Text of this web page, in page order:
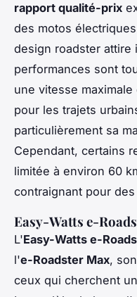
rapport qualité-prix
des motos
design roadster
performances sont
une vitesse
pour les trajets
particulièrement sa
Cependant, certains
limitée à environ 60
contraignant pour
Easy-Watts e-
L'Easy-Watts e-
l'e-Roadster Max,
ceux qui cherchent